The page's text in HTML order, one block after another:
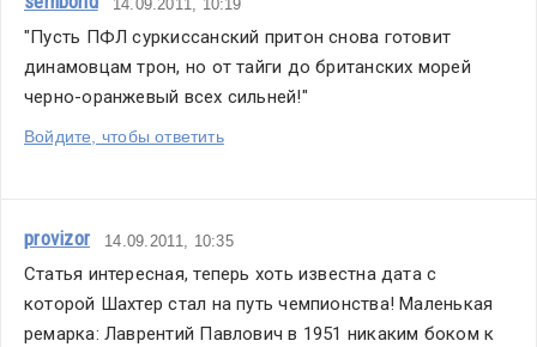
14.09.2011, 10:19
"Пусть ПФЛ суркиссанский притон снова готовит
динамовцам трон, но от тайги до британских морей
черно-оранжевый всех сильней!"
Войдите, чтобы ответить
provizor 14.09.2011, 10:35
Статья интересная, теперь хоть известна дата с
которой Шахтер стал на путь чемпионства! Маленькая
ремарка: Лаврентий Павлович в 1951 никаким боком к